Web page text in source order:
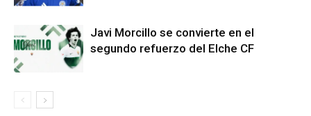
Javi Morcillo se convierte en el
segundo refuerzo del Elche CF